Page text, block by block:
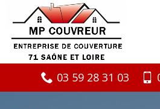
03 59 28 31 03